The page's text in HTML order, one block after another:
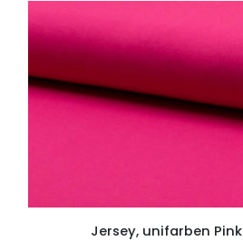
Jersey, unifarben Pink